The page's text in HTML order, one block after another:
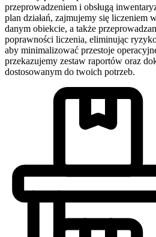
przeprowadzeniem i obsługą
plan działań, zajmujemy się liczeniem
danym obiekcie, a także
poprawności liczenia, eliminując
aby minimalizować przestoje
przekazujemy zestaw raportów oraz
dostosowanym do twoich potrzeb.